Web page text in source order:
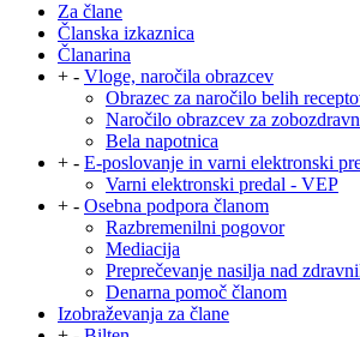
Za člane
Članska izkaznica
Članarina
+ - Vloge, naročila obrazcev
Obrazec za naročilo belih
Naročilo obrazcev za
Bela napotnica
+ - E-poslovanje in varni elektronski
Varni elektronski predal - VEP
+ - Osebna podpora članom
Razbremenilni pogovor
Mediacija
Preprečevanje nasilja nad
Denarna pomoč članom
Izobraževanja za člane